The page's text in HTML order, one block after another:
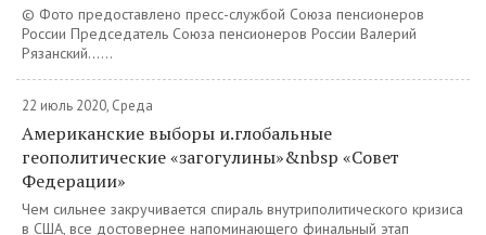
© Фото предоставлено пресс-службой Союза пенсионеров
России Председатель Союза пенсионеров России Валерий
Рязанский......
22 июль 2020, Среда
Американские выборы и.глобальные
геополитические «загогулины»&nbsp «Совет
Федерации»
Чем сильнее закручивается спираль внутриполитического кризиса
в США, все достовернее напоминающего финальный этап